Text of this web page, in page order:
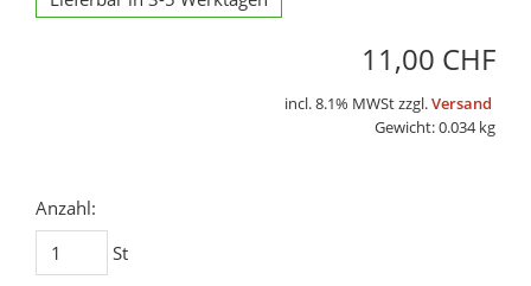
11,00 CHF
incl. 8.1% MWSt zzgl.Versand
Gewicht: 0.034 kg
Anzahl:
St